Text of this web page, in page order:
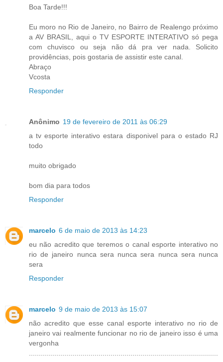
Boa Tarde!!!
Eu moro no Rio de Janeiro, no Bairro de Realengo próximo
a AV BRASIL, aqui o TV ESPORTE INTERATIVO só pega
com chuvisco ou seja não dá pra ver nada. Solicito
providências, pois gostaria de assistir este canal.
Abraço
Vcosta
Responder
Anônimo 19 de fevereiro de 2011 às 06:29
a tv esporte interativo estara disponivel para o estado RJ
todo
muito obrigado
bom dia para todos
Responder
marcelo 6 de maio de 2013 às 14:23
eu não acredito que teremos o canal esporte interativo no
rio de janeiro nunca sera nunca sera nunca sera nunca
sera
Responder
marcelo 9 de maio de 2013 às 15:07
não acredito que esse canal esporte interativo no rio de
janeiro vai realmente funcionar no rio de janeiro isso é uma
vergonha